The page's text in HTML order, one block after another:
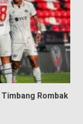
Rombak